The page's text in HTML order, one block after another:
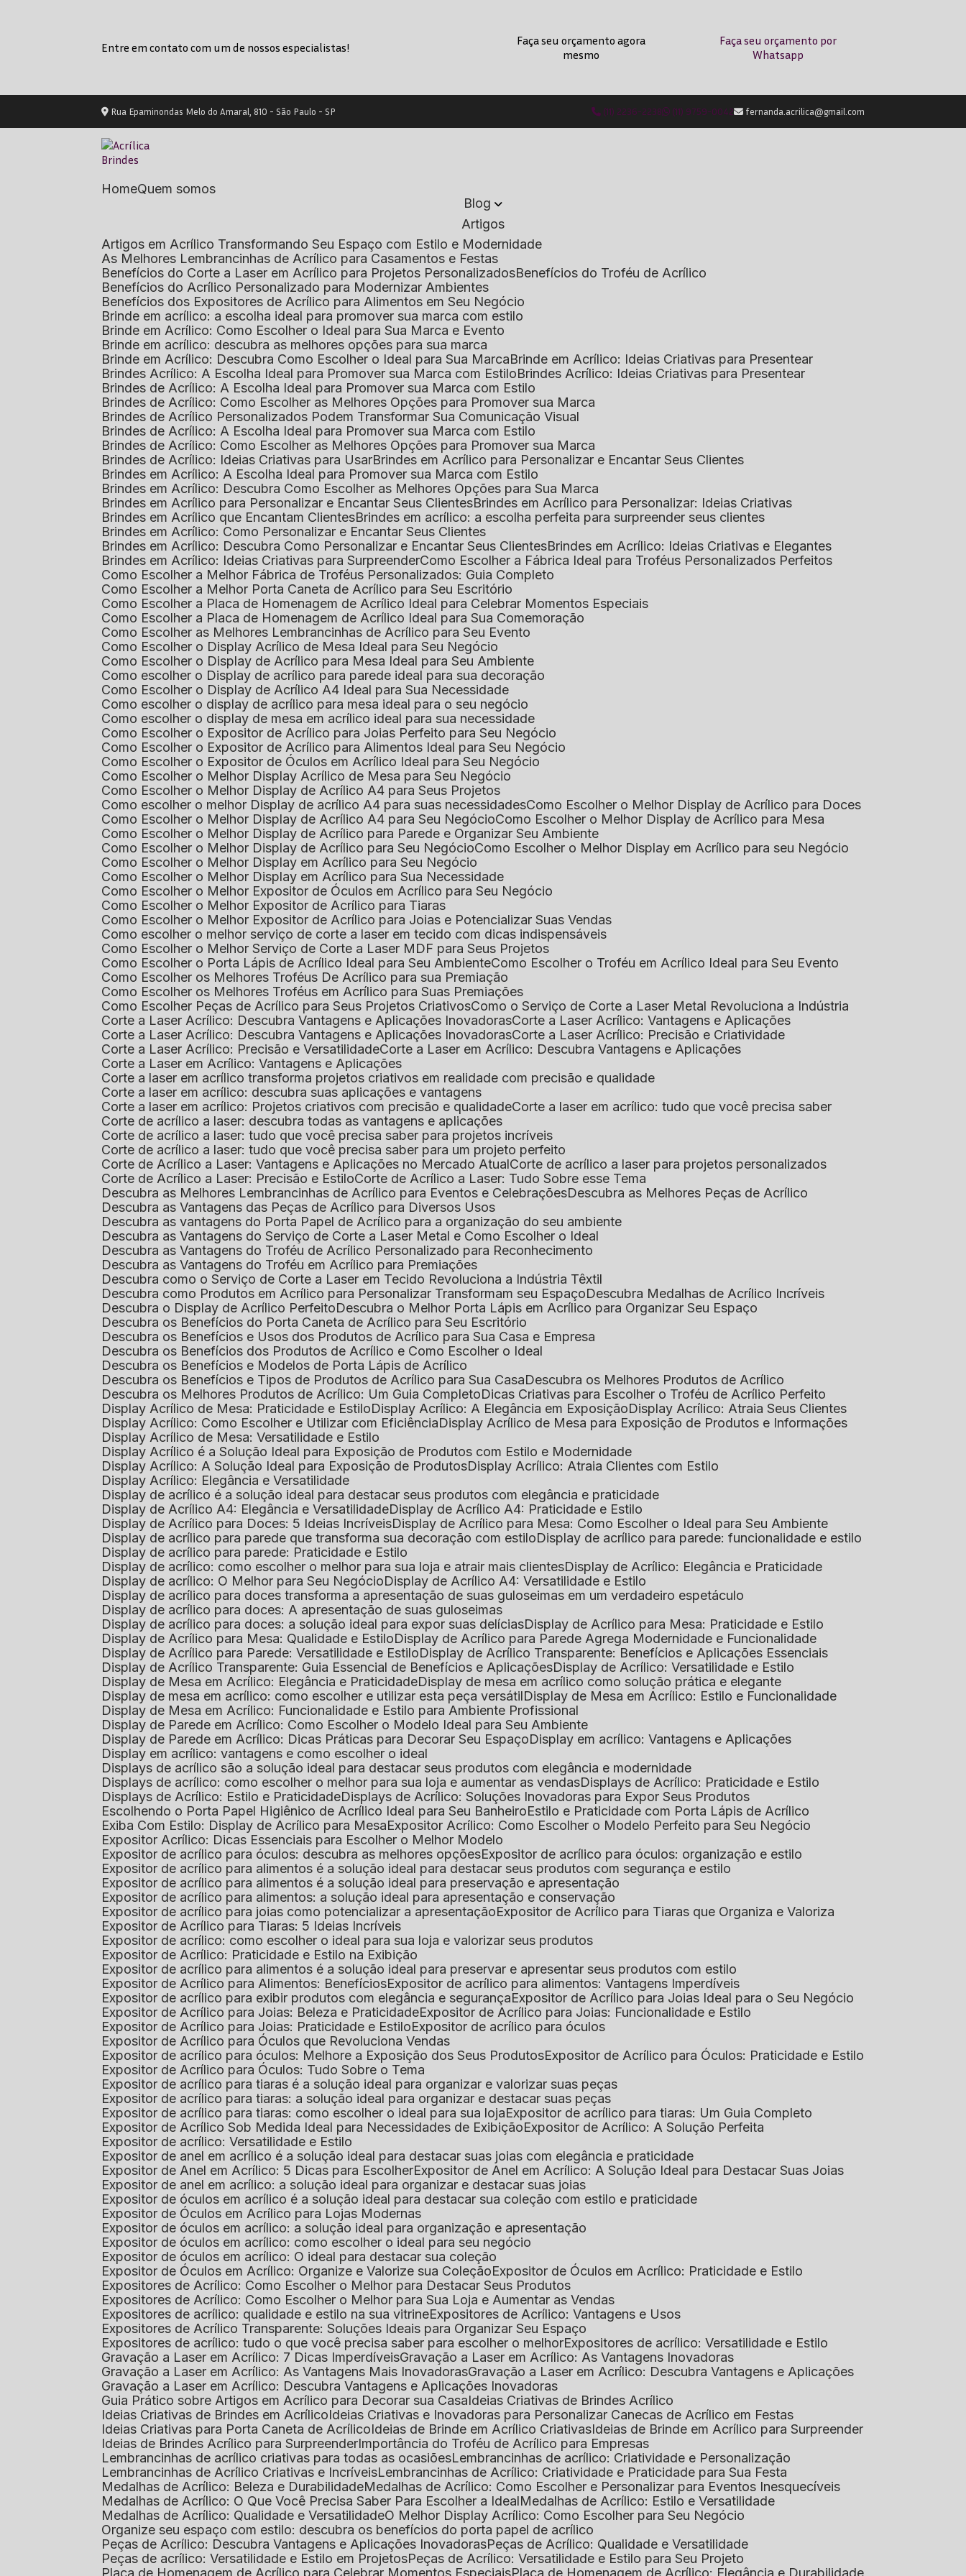
Entre em contato com um de nossos especialistas!
Faça seu orçamento agora
mesmo
Faça seu orçamento por
Whatsapp
Rua Epaminondas Melo do Amaral, 810 - São Paulo - SP (11) 2236-2238 (11) 9759-0042 fernanda.acrilica@gmail.com
Home
Quem somos
Blog
Artigos
Artigos em Acrílico Transformando Seu Espaço com Estilo e Modernidade
As Melhores Lembrancinhas de Acrílico para Casamentos e Festas
Benefícios do Corte a Laser em Acrílico para Projetos Personalizados
Benefícios do Troféu de Acrílico
Benefícios do Acrílico Personalizado para Modernizar Ambientes
Benefícios dos Expositores de Acrílico para Alimentos em Seu Negócio
Brinde em acrílico: a escolha ideal para promover sua marca com estilo
Brinde em Acrílico: Como Escolher o Ideal para Sua Marca e Evento
Brinde em acrílico: descubra as melhores opções para sua marca
Brinde em Acrílico: Descubra Como Escolher o Ideal para Sua Marca
Brinde em Acrílico: Ideias Criativas para Presentear
Brindes Acrílico: A Escolha Ideal para Promover sua Marca com Estilo
Brindes Acrílico: Ideias Criativas para Presentear
Brindes de Acrílico: A Escolha Ideal para Promover sua Marca com Estilo
Brindes de Acrílico: Como Escolher as Melhores Opções para Promover sua Marca
Brindes de Acrílico Personalizados Podem Transformar Sua Comunicação Visual
Brindes de Acrílico: A Escolha Ideal para Promover sua Marca com Estilo
Brindes de Acrílico: Como Escolher as Melhores Opções para Promover sua Marca
Brindes de Acrílico: Ideias Criativas para Usar
Brindes em Acrílico para Personalizar e Encantar Seus Clientes
Brindes em Acrílico: A Escolha Ideal para Promover sua Marca com Estilo
Brindes em Acrílico: Descubra Como Escolher as Melhores Opções para Sua Marca
Brindes em Acrílico para Personalizar e Encantar Seus Clientes
Brindes em Acrílico para Personalizar: Ideias Criativas
Brindes em Acrílico que Encantam Clientes
Brindes em acrílico: a escolha perfeita para surpreender seus clientes
Brindes em Acrílico: Como Personalizar e Encantar Seus Clientes
Brindes em Acrílico: Descubra Como Personalizar e Encantar Seus Clientes
Brindes em Acrílico: Ideias Criativas e Elegantes
Brindes em Acrílico: Ideias Criativas para Surpreender
Como Escolher a Fábrica Ideal para Troféus Personalizados Perfeitos
Como Escolher a Melhor Fábrica de Troféus Personalizados: Guia Completo
Como Escolher a Melhor Porta Caneta de Acrílico para Seu Escritório
Como Escolher a Placa de Homenagem de Acrílico Ideal para Celebrar Momentos Especiais
Como Escolher a Placa de Homenagem de Acrílico Ideal para Sua Comemoração
Como Escolher as Melhores Lembrancinhas de Acrílico para Seu Evento
Como Escolher o Display Acrílico de Mesa Ideal para Seu Negócio
Como Escolher o Display de Acrílico para Mesa Ideal para Seu Ambiente
Como escolher o Display de acrílico para parede ideal para sua decoração
Como Escolher o Display de Acrílico A4 Ideal para Sua Necessidade
Como escolher o display de acrílico para mesa ideal para o seu negócio
Como escolher o display de mesa em acrílico ideal para sua necessidade
Como Escolher o Expositor de Acrílico para Joias Perfeito para Seu Negócio
Como Escolher o Expositor de Acrílico para Alimentos Ideal para Seu Negócio
Como Escolher o Expositor de Óculos em Acrílico Ideal para Seu Negócio
Como Escolher o Melhor Display Acrílico de Mesa para Seu Negócio
Como Escolher o Melhor Display de Acrílico A4 para Seus Projetos
Como escolher o melhor Display de acrílico A4 para suas necessidades
Como Escolher o Melhor Display de Acrílico para Doces
Como Escolher o Melhor Display de Acrílico A4 para Seu Negócio
Como Escolher o Melhor Display de Acrílico para Mesa
Como Escolher o Melhor Display de Acrílico para Parede e Organizar Seu Ambiente
Como Escolher o Melhor Display de Acrílico para Seu Negócio
Como Escolher o Melhor Display em Acrílico para seu Negócio
Como Escolher o Melhor Display em Acrílico para Seu Negócio
Como Escolher o Melhor Display em Acrílico para Sua Necessidade
Como Escolher o Melhor Expositor de Óculos em Acrílico para Seu Negócio
Como Escolher o Melhor Expositor de Acrílico para Tiaras
Como Escolher o Melhor Expositor de Acrílico para Joias e Potencializar Suas Vendas
Como escolher o melhor serviço de corte a laser em tecido com dicas indispensáveis
Como Escolher o Melhor Serviço de Corte a Laser MDF para Seus Projetos
Como Escolher o Porta Lápis de Acrílico Ideal para Seu Ambiente
Como Escolher o Troféu em Acrílico Ideal para Seu Evento
Como Escolher os Melhores Troféus De Acrílico para sua Premiação
Como Escolher os Melhores Troféus em Acrílico para Suas Premiações
Como Escolher Peças de Acrílico para Seus Projetos Criativos
Como o Serviço de Corte a Laser Metal Revoluciona a Indústria
Corte a Laser Acrílico: Descubra Vantagens e Aplicações Inovadoras
Corte a Laser Acrílico: Vantagens e Aplicações
Corte a Laser Acrílico: Descubra Vantagens e Aplicações Inovadoras
Corte a Laser Acrílico: Precisão e Criatividade
Corte a Laser Acrílico: Precisão e Versatilidade
Corte a Laser em Acrílico: Descubra Vantagens e Aplicações
Corte a Laser em Acrílico: Vantagens e Aplicações
Corte a laser em acrílico transforma projetos criativos em realidade com precisão e qualidade
Corte a laser em acrílico: descubra suas aplicações e vantagens
Corte a laser em acrílico: Projetos criativos com precisão e qualidade
Corte a laser em acrílico: tudo que você precisa saber
Corte de acrílico a laser: descubra todas as vantagens e aplicações
Corte de acrílico a laser: tudo que você precisa saber para projetos incríveis
Corte de acrílico a laser: tudo que você precisa saber para um projeto perfeito
Corte de Acrílico a Laser: Vantagens e Aplicações no Mercado Atual
Corte de acrílico a laser para projetos personalizados
Corte de Acrílico a Laser: Precisão e Estilo
Corte de Acrílico a Laser: Tudo Sobre esse Tema
Descubra as Melhores Lembrancinhas de Acrílico para Eventos e Celebrações
Descubra as Melhores Peças de Acrílico
Descubra as Vantagens das Peças de Acrílico para Diversos Usos
Descubra as vantagens do Porta Papel de Acrílico para a organização do seu ambiente
Descubra as Vantagens do Serviço de Corte a Laser Metal e Como Escolher o Ideal
Descubra as Vantagens do Troféu de Acrílico Personalizado para Reconhecimento
Descubra as Vantagens do Troféu em Acrílico para Premiações
Descubra como o Serviço de Corte a Laser em Tecido Revoluciona a Indústria Têxtil
Descubra como Produtos em Acrílico para Personalizar Transformam seu Espaço
Descubra Medalhas de Acrílico Incríveis
Descubra o Display de Acrílico Perfeito
Descubra o Melhor Porta Lápis em Acrílico para Organizar Seu Espaço
Descubra os Benefícios do Porta Caneta de Acrílico para Seu Escritório
Descubra os Benefícios e Usos dos Produtos de Acrílico para Sua Casa e Empresa
Descubra os Benefícios dos Produtos de Acrílico e Como Escolher o Ideal
Descubra os Benefícios e Modelos de Porta Lápis de Acrílico
Descubra os Benefícios e Tipos de Produtos de Acrílico para Sua Casa
Descubra os Melhores Produtos de Acrílico
Descubra os Melhores Produtos de Acrílico: Um Guia Completo
Dicas Criativas para Escolher o Troféu de Acrílico Perfeito
Display Acrílico de Mesa: Praticidade e Estilo
Display Acrílico: A Elegância em Exposição
Display Acrílico: Atraia Seus Clientes
Display Acrílico: Como Escolher e Utilizar com Eficiência
Display Acrílico de Mesa para Exposição de Produtos e Informações
Display Acrílico de Mesa: Versatilidade e Estilo
Display Acrílico é a Solução Ideal para Exposição de Produtos com Estilo e Modernidade
Display Acrílico: A Solução Ideal para Exposição de Produtos
Display Acrílico: Atraia Clientes com Estilo
Display Acrílico: Elegância e Versatilidade
Display de acrílico é a solução ideal para destacar seus produtos com elegância e praticidade
Display de Acrílico A4: Elegância e Versatilidade
Display de Acrílico A4: Praticidade e Estilo
Display de Acrílico para Doces: 5 Ideias Incríveis
Display de Acrílico para Mesa: Como Escolher o Ideal para Seu Ambiente
Display de acrílico para parede que transforma sua decoração com estilo
Display de acrílico para parede: funcionalidade e estilo
Display de acrílico para parede: Praticidade e Estilo
Display de acrílico: como escolher o melhor para sua loja e atrair mais clientes
Display de Acrílico: Elegância e Praticidade
Display de acrílico: O Melhor para Seu Negócio
Display de Acrílico A4: Versatilidade e Estilo
Display de acrílico para doces transforma a apresentação de suas guloseimas em um verdadeiro espetáculo
Display de acrílico para doces: A apresentação de suas guloseimas
Display de acrílico para doces: a solução ideal para expor suas delícias
Display de Acrílico para Mesa: Praticidade e Estilo
Display de Acrílico para Mesa: Qualidade e Estilo
Display de Acrílico para Parede Agrega Modernidade e Funcionalidade
Display de Acrílico para Parede: Versatilidade e Estilo
Display de Acrílico Transparente: Benefícios e Aplicações Essenciais
Display de Acrílico Transparente: Guia Essencial de Benefícios e Aplicações
Display de Acrílico: Versatilidade e Estilo
Display de Mesa em Acrílico: Elegância e Praticidade
Display de mesa em acrílico como solução prática e elegante
Display de mesa em acrílico: como escolher e utilizar esta peça versátil
Display de Mesa em Acrílico: Estilo e Funcionalidade
Display de Mesa em Acrílico: Funcionalidade e Estilo para Ambiente Profissional
Display de Parede em Acrílico: Como Escolher o Modelo Ideal para Seu Ambiente
Display de Parede em Acrílico: Dicas Práticas para Decorar Seu Espaço
Display em acrílico: Vantagens e Aplicações
Display em acrílico: vantagens e como escolher o ideal
Displays de acrílico são a solução ideal para destacar seus produtos com elegância e modernidade
Displays de acrílico: como escolher o melhor para sua loja e aumentar as vendas
Displays de Acrílico: Praticidade e Estilo
Displays de Acrílico: Estilo e Praticidade
Displays de Acrílico: Soluções Inovadoras para Expor Seus Produtos
Escolhendo o Porta Papel Higiênico de Acrílico Ideal para Seu Banheiro
Estilo e Praticidade com Porta Lápis de Acrílico
Exiba Com Estilo: Display de Acrílico para Mesa Expositor Acrílico: Como Escolher o Modelo Perfeito para Seu Negócio
Expositor Acrílico: Dicas Essenciais para Escolher o Melhor Modelo
Expositor de acrílico para óculos: descubra as melhores opções Expositor de acrílico para óculos: organização e estilo
Expositor de acrílico para alimentos é a solução ideal para destacar seus produtos com segurança e estilo
Expositor de acrílico para alimentos é a solução ideal para preservação e apresentação
Expositor de acrílico para alimentos: a solução ideal para apresentação e conservação
Expositor de acrílico para joias como potencializar a apresentação Expositor de Acrílico para Tiaras que Organiza e Valoriza
Expositor de Acrílico para Tiaras: 5 Ideias Incríveis
Expositor de acrílico: como escolher o ideal para sua loja e valorizar seus produtos
Expositor de Acrílico: Praticidade e Estilo na Exibição
Expositor de acrílico para alimentos é a solução ideal para preservar e apresentar seus produtos com estilo
Expositor de Acrílico para Alimentos: Benefícios Expositor de acrílico para alimentos: Vantagens Imperdíveis
Expositor de acrílico para exibir produtos com elegância e segurança Expositor de Acrílico para Joias Ideal para o Seu Negócio
Expositor de Acrílico para Joias: Beleza e Praticidade Expositor de Acrílico para Joias: Funcionalidade e Estilo
Expositor de Acrílico para Joias: Praticidade e Estilo Expositor de acrílico para óculos
Expositor de Acrílico para Óculos que Revoluciona Vendas
Expositor de acrílico para óculos: Melhore a Exposição dos Seus Produtos Expositor de Acrílico para Óculos: Praticidade e Estilo
Expositor de Acrílico para Óculos: Tudo Sobre o Tema
Expositor de acrílico para tiaras é a solução ideal para organizar e valorizar suas peças
Expositor de acrílico para tiaras: a solução ideal para organizar e destacar suas peças
Expositor de acrílico para tiaras: como escolher o ideal para sua loja Expositor de acrílico para tiaras: Um Guia Completo
Expositor de Acrílico Sob Medida Ideal para Necessidades de Exibição Expositor de Acrílico: A Solução Perfeita
Expositor de acrílico: Versatilidade e Estilo
Expositor de anel em acrílico é a solução ideal para destacar suas joias com elegância e praticidade
Expositor de Anel em Acrílico: 5 Dicas para Escolher Expositor de Anel em Acrílico: A Solução Ideal para Destacar Suas Joias
Expositor de anel em acrílico: a solução ideal para organizar e destacar suas joias
Expositor de óculos em acrílico é a solução ideal para destacar sua coleção com estilo e praticidade
Expositor de Óculos em Acrílico para Lojas Modernas
Expositor de óculos em acrílico: a solução ideal para organização e apresentação
Expositor de óculos em acrílico: como escolher o ideal para seu negócio
Expositor de óculos em acrílico: O ideal para destacar sua coleção
Expositor de Óculos em Acrílico: Organize e Valorize sua Coleção Expositor de Óculos em Acrílico: Praticidade e Estilo
Expositores de Acrílico: Como Escolher o Melhor para Destacar Seus Produtos
Expositores de Acrílico: Como Escolher o Melhor para Sua Loja e Aumentar as Vendas
Expositores de acrílico: qualidade e estilo na sua vitrine Expositores de Acrílico: Vantagens e Usos
Expositores de Acrílico Transparente: Soluções Ideais para Organizar Seu Espaço
Expositores de acrílico: tudo o que você precisa saber para escolher o melhor Expositores de acrílico: Versatilidade e Estilo
Gravação a Laser em Acrílico: 7 Dicas Imperdíveis
Gravação a Laser em Acrílico: As Vantagens Inovadoras
Gravação a Laser em Acrílico: As Vantagens Mais Inovadoras
Gravação a Laser em Acrílico: Descubra Vantagens e Aplicações
Gravação a Laser em Acrílico: Descubra Vantagens e Aplicações Inovadoras
Guia Prático sobre Artigos em Acrílico para Decorar sua Casa Ideias Criativas de Brindes Acrílico
Ideias Criativas de Brindes em Acrílico Ideias Criativas e Inovadoras para Personalizar Canecas de Acrílico em Festas
Ideias Criativas para Porta Caneta de Acrílico Ideias de Brinde em Acrílico Criativas Ideias de Brinde em Acrílico para Surpreender
Ideias de Brindes Acrílico para Surpreender Importância do Troféu de Acrílico para Empresas
Lembrancinhas de acrílico criativas para todas as ocasiões Lembrancinhas de acrílico: Criatividade e Personalização
Lembrancinhas de Acrílico Criativas e Incríveis Lembrancinhas de Acrílico: Criatividade e Praticidade para Sua Festa
Medalhas de Acrílico: Beleza e Durabilidade
Medalhas de Acrílico: Como Escolher e Personalizar para Eventos Inesquecíveis
Medalhas de Acrílico: O Que Você Precisa Saber Para Escolher a Ideal
Medalhas de Acrílico: Estilo e Versatilidade
Medalhas de Acrílico: Qualidade e Versatilidade
O Melhor Display Acrílico: Como Escolher para Seu Negócio
Organize seu espaço com estilo: descubra os benefícios do porta papel de acrílico
Peças de Acrílico: Descubra Vantagens e Aplicações Inovadoras
Peças de Acrílico: Qualidade e Versatilidade
Peças de acrílico: Versatilidade e Estilo em Projetos
Peças de Acrílico: Versatilidade e Estilo para Seu Projeto
Placa de Homenagem de Acrílico para Celebrar Momentos Especiais
Placa de Homenagem de Acrílico: Elegância e Durabilidade